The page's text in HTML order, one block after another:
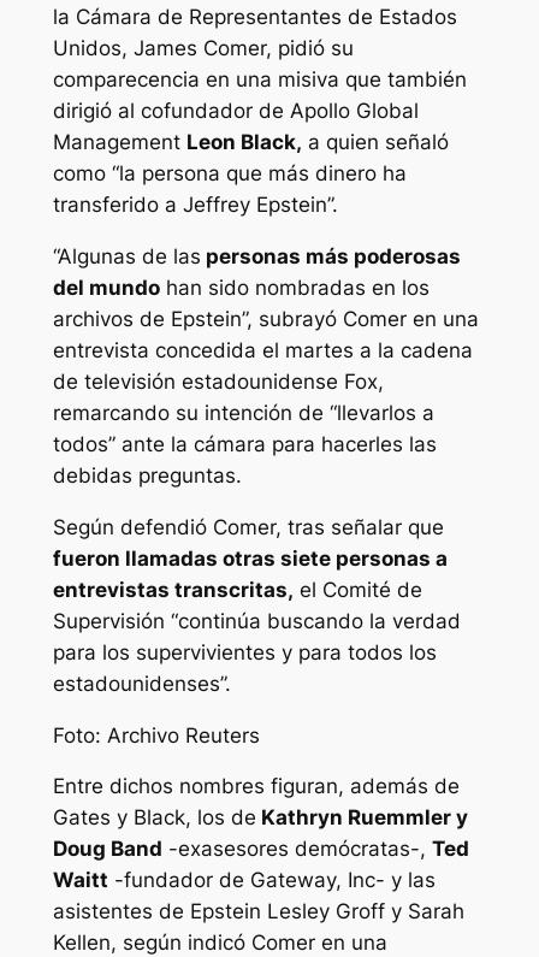
la Cámara de Representantes de Estados
Unidos, James Comer, pidió su
comparecencia en una misiva que también
dirigió al cofundador de Apollo Global
Management Leon Black, a quien señaló
como “la persona que más dinero ha
transferido a Jeffrey Epstein”.
“Algunas de las personas más poderosas
del mundohan sido nombradas en los
archivos de Epstein”, subrayó Comer en una
entrevista concedida el martes a la cadena
de televisión estadounidense Fox,
remarcando su intención de “llevarlos a
todos” ante la cámara para hacerles las
debidas preguntas.
Según defendió Comer, tras señalar que
fueron llamadas otras siete personas a
entrevistas transcritas, el Comité de
Supervisión “continúa buscando la verdad
para los supervivientes y para todos los
estadounidenses”.
Foto: Archivo Reuters
Entre dichos nombres figuran, además de
Gates y Black, los de Kathryn Ruemmler y
Doug Band -exasesores demócratas-, Ted
Waitt -fundador de Gateway, Inc- y las
asistentes de Epstein Lesley Groff y Sarah
Kellen, según indicó Comer en una